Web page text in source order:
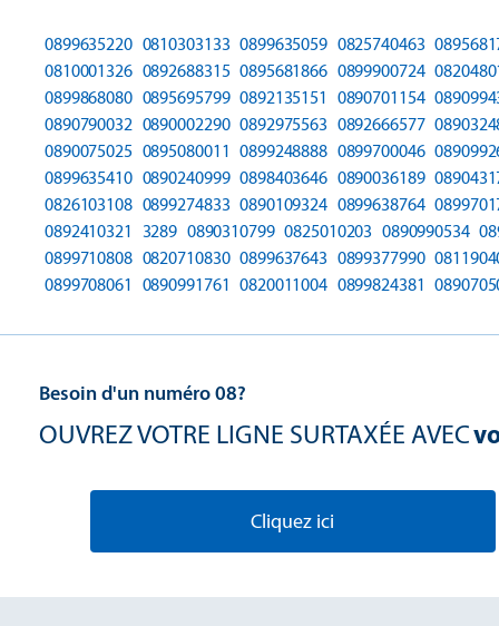
0899635220 0810303133 0899635059 0825740463
0810001326 0892688315 0895681866 0899900724
0899868080 0895695799 0892135151 0890701154
0890790032 0890002290 0892975563 0892666577
0890075025 0895080011 0899248888 0899700046
0899635410 0890240999 0898403646 0890036189
0826103108 0899274833 0890109324 0899638764
0892410321 3289 0890310799 0825010203 0890990534
0899710808 0820710830 0899637643 0899377990
0899708061 0890991761 0820011004 0899824381
Besoin d'un numéro 08?
OUVREZ VOTRE LIGNE SURTAXÉE AVEC
Cliquez ici